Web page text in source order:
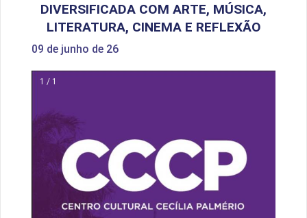
DIVERSIFICADA COM ARTE, MÚSICA,
LITERATURA, CINEMA E REFLEXÃO
09 de junho de 26
1 / 1